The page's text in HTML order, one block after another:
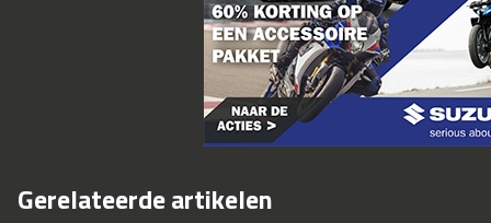
Gerelateerde artikelen